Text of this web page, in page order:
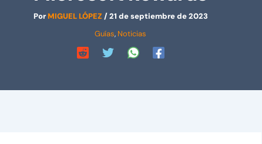
PorMIGUEL LÓPEZ /21 de septiembre de 2023
Guías, Noticias